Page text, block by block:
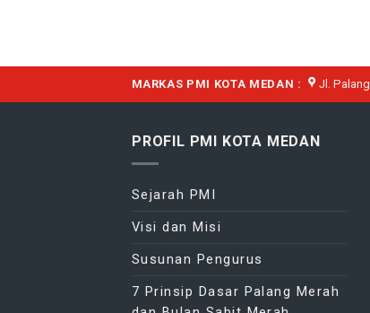
MARKAS PMI KOTA MEDAN : Jl. Palang
PROFIL PMI KOTA MEDAN
Sejarah PMI
Visi dan Misi
Susunan Pengurus
7 Prinsip Dasar Palang Merah